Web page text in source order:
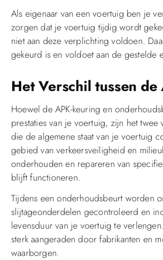
Als eigenaar van een voertuig ben je
zorgen dat je voertuig tijdig wordt
niet aan deze verplichting voldoen.
gekeurd is en voldoet aan de gestelde
Het Verschil tussen
Hoewel de APK-keuring en
prestaties van je voertuig, zijn het
die de algemene staat van je voertuig
gebied van verkeersveiligheid en
onderhouden en repareren van
blijft functioneren.
Tijdens een onderhoudsbeurt worden
slijtageonderdelen gecontroleerd en
levensduur van je voertuig te
sterk aangeraden door fabrikanten en
waarborgen.